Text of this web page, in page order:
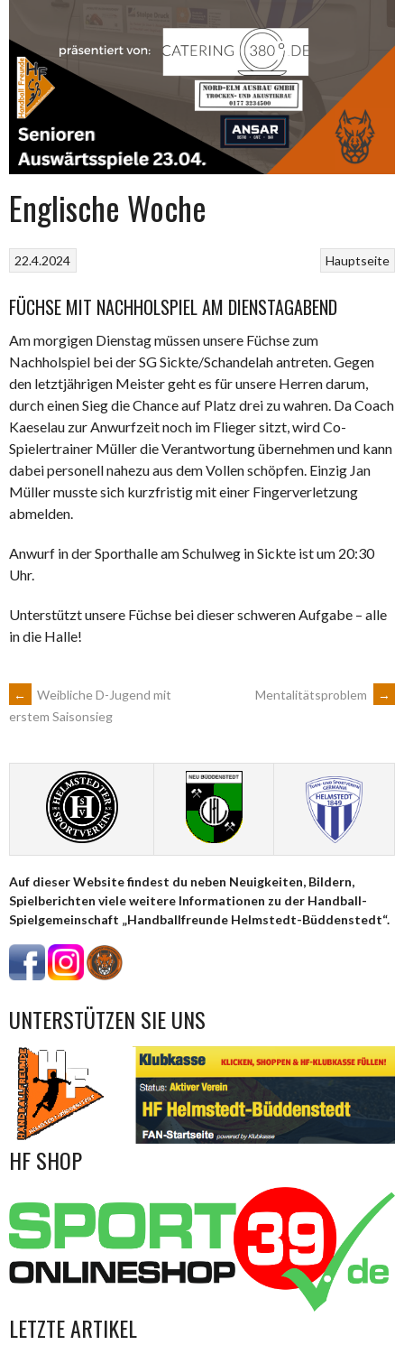
Englische Woche
Hauptseite
22.4.2024
FÜCHSE MIT NACHHOLSPIEL AM DIENSTAGABEND
Am morgigen Dienstag müssen unsere Füchse zum
Nachholspiel bei der SG Sickte/Schandelah antreten. Gegen
den letztjährigen Meister geht es für unsere Herren darum,
durch einen Sieg die Chance auf Platz drei zu wahren. Da Coach
Kaeselau zur Anwurfzeit noch im Flieger sitzt, wird Co-
Spielertrainer Müller die Verantwortung übernehmen und kann
dabei personell nahezu aus dem Vollen schöpfen. Einzig Jan
Müller musste sich kurzfristig mit einer Fingerverletzung
abmelden.
Anwurf in der Sporthalle am Schulweg in Sickte ist um 20:30
Uhr.
Unterstützt unsere Füchse bei dieser schweren Aufgabe – alle
in die Halle!
ARTIKEL-
NAVIGATION
←
Weibliche D-Jugend mit
erstem Saisonsieg
Mentalitätsproblem →
Auf dieser Website findest du neben Neuigkeiten, Bildern,
Spielberichten viele weitere Informationen zu der Handball-
Spielgemeinschaft „Handballfreunde Helmstedt-Büddenstedt“.
UNTERSTÜTZEN SIE UNS
HF SHOP
LETZTE ARTIKEL